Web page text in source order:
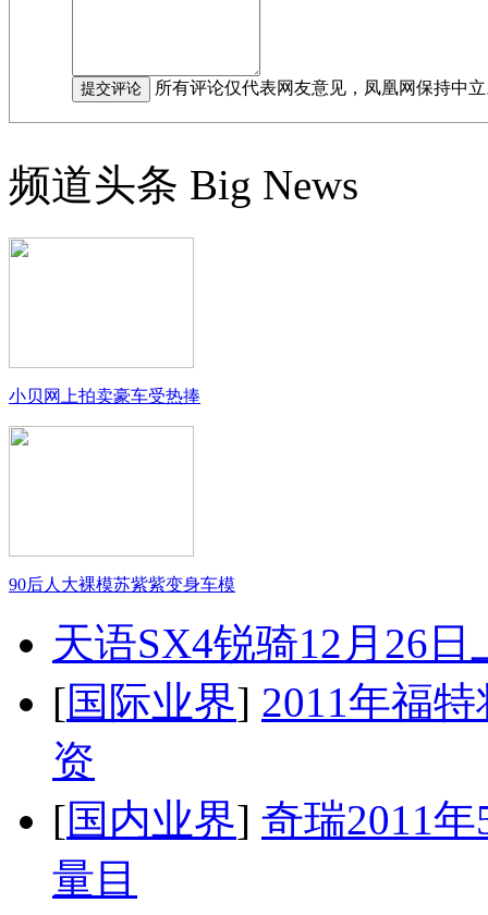
所有评论仅代表网友意见，凤凰网保持中
频道头条 Big News
小贝网上拍卖豪车受热捧
90后人大裸模苏紫紫变身车模
天语SX4锐骑12月26
[国际业界] 2011年福
资
[国内业界] 奇瑞2011
量目